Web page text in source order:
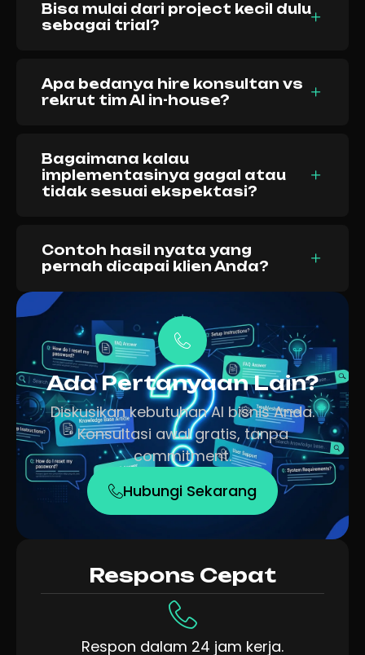
Bisa mulai dari project kecil dulu
sebagai trial?
Apa bedanya hire konsultan vs
rekrut tim AI in-house?
Bagaimana kalau
implementasinya gagal atau
tidak sesuai ekspektasi?
Contoh hasil nyata yang
pernah dicapai klien Anda?
Ada Pertanyaan Lain?
Diskusikan kebutuhan AI bisnis Anda.
Konsultasi awal gratis, tanpa
commitment.
Hubungi Sekarang
Respons Cepat
Respon dalam 24 jam kerja.